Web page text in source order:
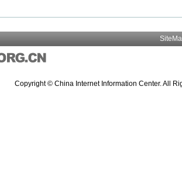
Copyright © China Internet Information Center. All